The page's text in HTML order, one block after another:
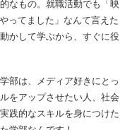
なもの。就職活動でも「映
ってました」なんて言えた
かして学ぶから、すぐに役
部は、メディア好きにとっ
をアップさせたい人、社会
践的なスキルを身につけた